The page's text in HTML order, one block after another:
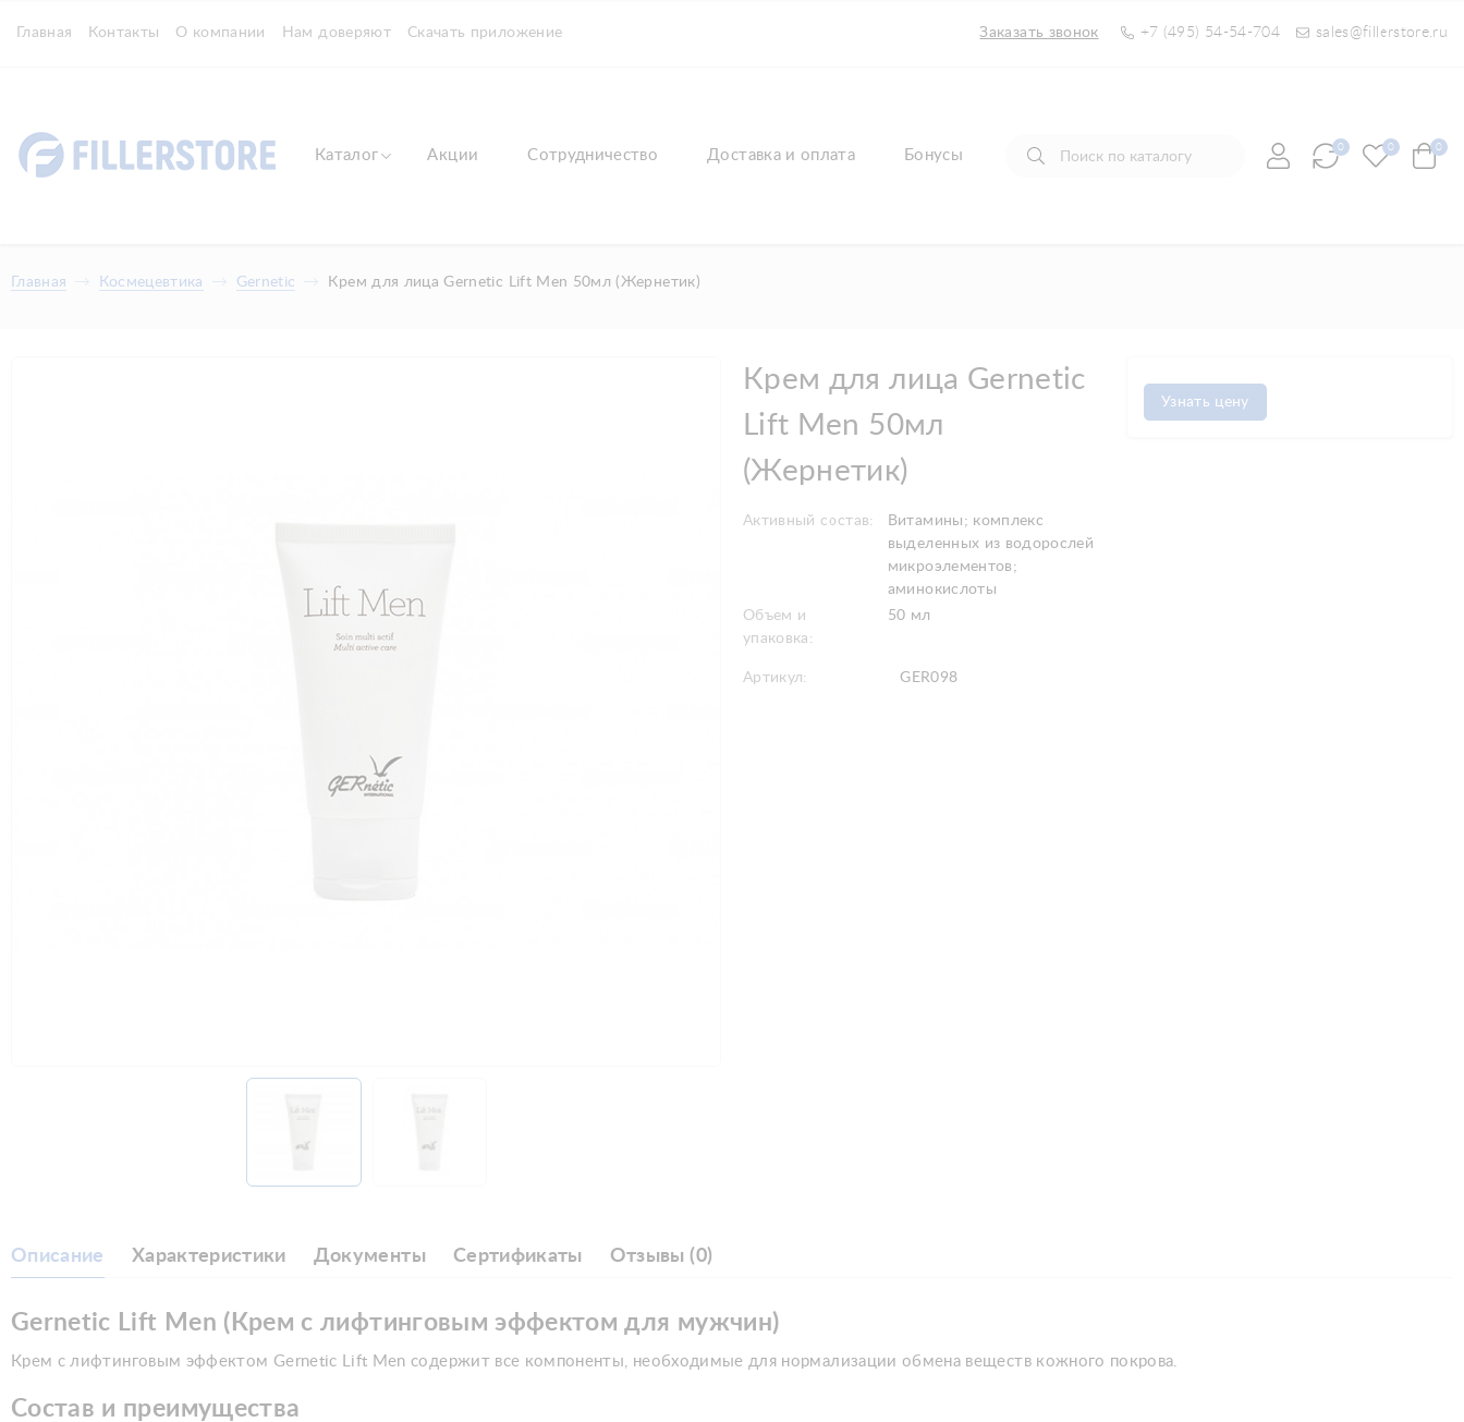
Главная Контакты О компании Нам доверяют Скачать приложение Заказать звонок +7 (495) 54-54-704 sales@fillerstore.ru
Каталог Акции Сотрудничество Доставка и оплата Бонусы 0 0 0
Главная Космецевтика Gernetic Крем для лица Gernetic Lift Men 50мл (Жернетик)
Крем для лица Gernetic
Lift Men 50мл
(Жернетик)
Активный состав:
Витамины; комплекс
выделенных из водорослей
микроэлементов;
аминокислоты
Объем и
упаковка:
50 мл
Артикул: GER098
Узнать цену
Описание Характеристики Документы Сертификаты Отзывы (0)
Gernetic Lift Men (Крем с лифтинговым эффектом для мужчин)
Крем с лифтинговым эффектом Gernetic Lift Men содержит все компоненты, необходимые для нормализации обмена веществ кожного покрова.
Состав и преимущества